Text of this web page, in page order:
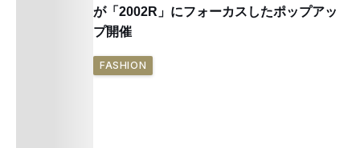
が「2002R」にフォーカスしたポップアッ
プ開催
FASHION